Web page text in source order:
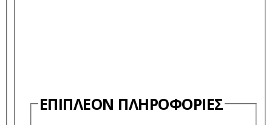
ΕΠΙΠΛΈΟΝ ΠΛΗΡΟΦΟΡΊΕΣ